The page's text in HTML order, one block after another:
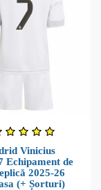
Vinicius
Echipament de
2025-26
(+ Șorturi)